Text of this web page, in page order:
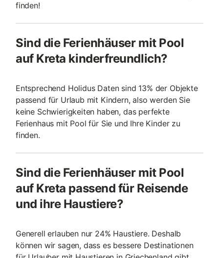
finden!
Sind die Ferienhäuser mit Pool
auf Kreta kinderfreundlich?
Entsprechend Holidus Daten sind 13% der Objekte
passend für Urlaub mit Kindern, also werden Sie
keine Schwierigkeiten haben, das perfekte
Ferienhaus mit Pool für Sie und Ihre Kinder zu
finden.
Sind die Ferienhäuser mit Pool
auf Kreta passend für Reisende
und ihre Haustiere?
Generell erlauben nur 24% Haustiere. Deshalb
können wir sagen, dass es bessere Destinationen